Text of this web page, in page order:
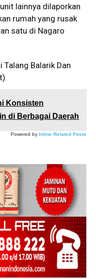
lainnya dilaporkan
rumah yang rusak
satu di Nagaro
Balarik Dan
Konsisten
di Berbagai Daerah
Powered by Inline Related Posts